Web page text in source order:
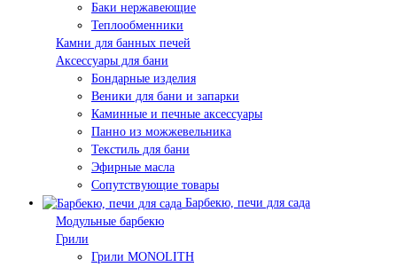
Баки нержавеющие
Теплообменники
Камни для банных печей
Аксессуары для бани
Бондарные изделия
Веники для бани и запарки
Каминные и печные аксессуары
Панно из можжевельника
Текстиль для бани
Эфирные масла
Сопутствующие товары
Барбекю, печи для сада
Модульные барбекю
Грили
Грили MONOLITH